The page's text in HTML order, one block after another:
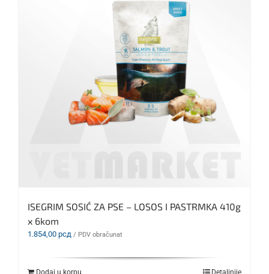
ISEGRIM SOSIĆ ZA PSE – LOSOS I PASTRMKA 410g
x 6kom
1.854,00 рсд / PDV obračunat
Dodaj u korpu Detaljnije